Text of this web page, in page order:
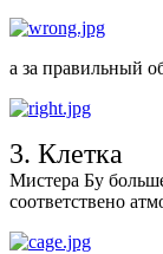
а за правильный
3. Клетка
Мистера Бу
соответствено